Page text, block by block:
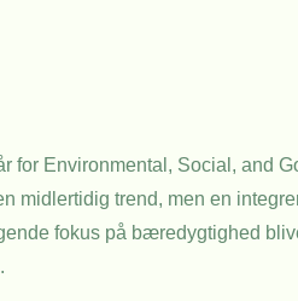
for Environmental, Social, and
midlertidig trend, men en
fokus på bæredygtighed